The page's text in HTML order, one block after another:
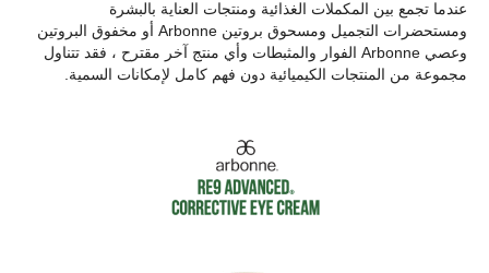
عندما تجمع بين المكملات الغذائية ومنتجات العناية بالبشرة
ومستحضرات التجميل ومسحوق بروتين Arbonne أو مخفوق البروتين
وعصي Arbonne الفوار والمثبطات وأي منتج آخر مقترح ، فقد تتناول
مجموعة من المنتجات الكيميائية دون فهم كامل لإمكانات السمية.